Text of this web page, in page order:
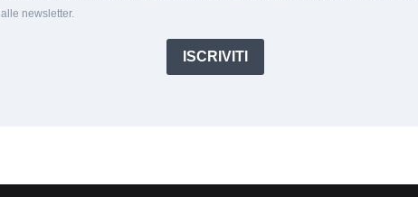
alle newsletter.
ISCRIVITI